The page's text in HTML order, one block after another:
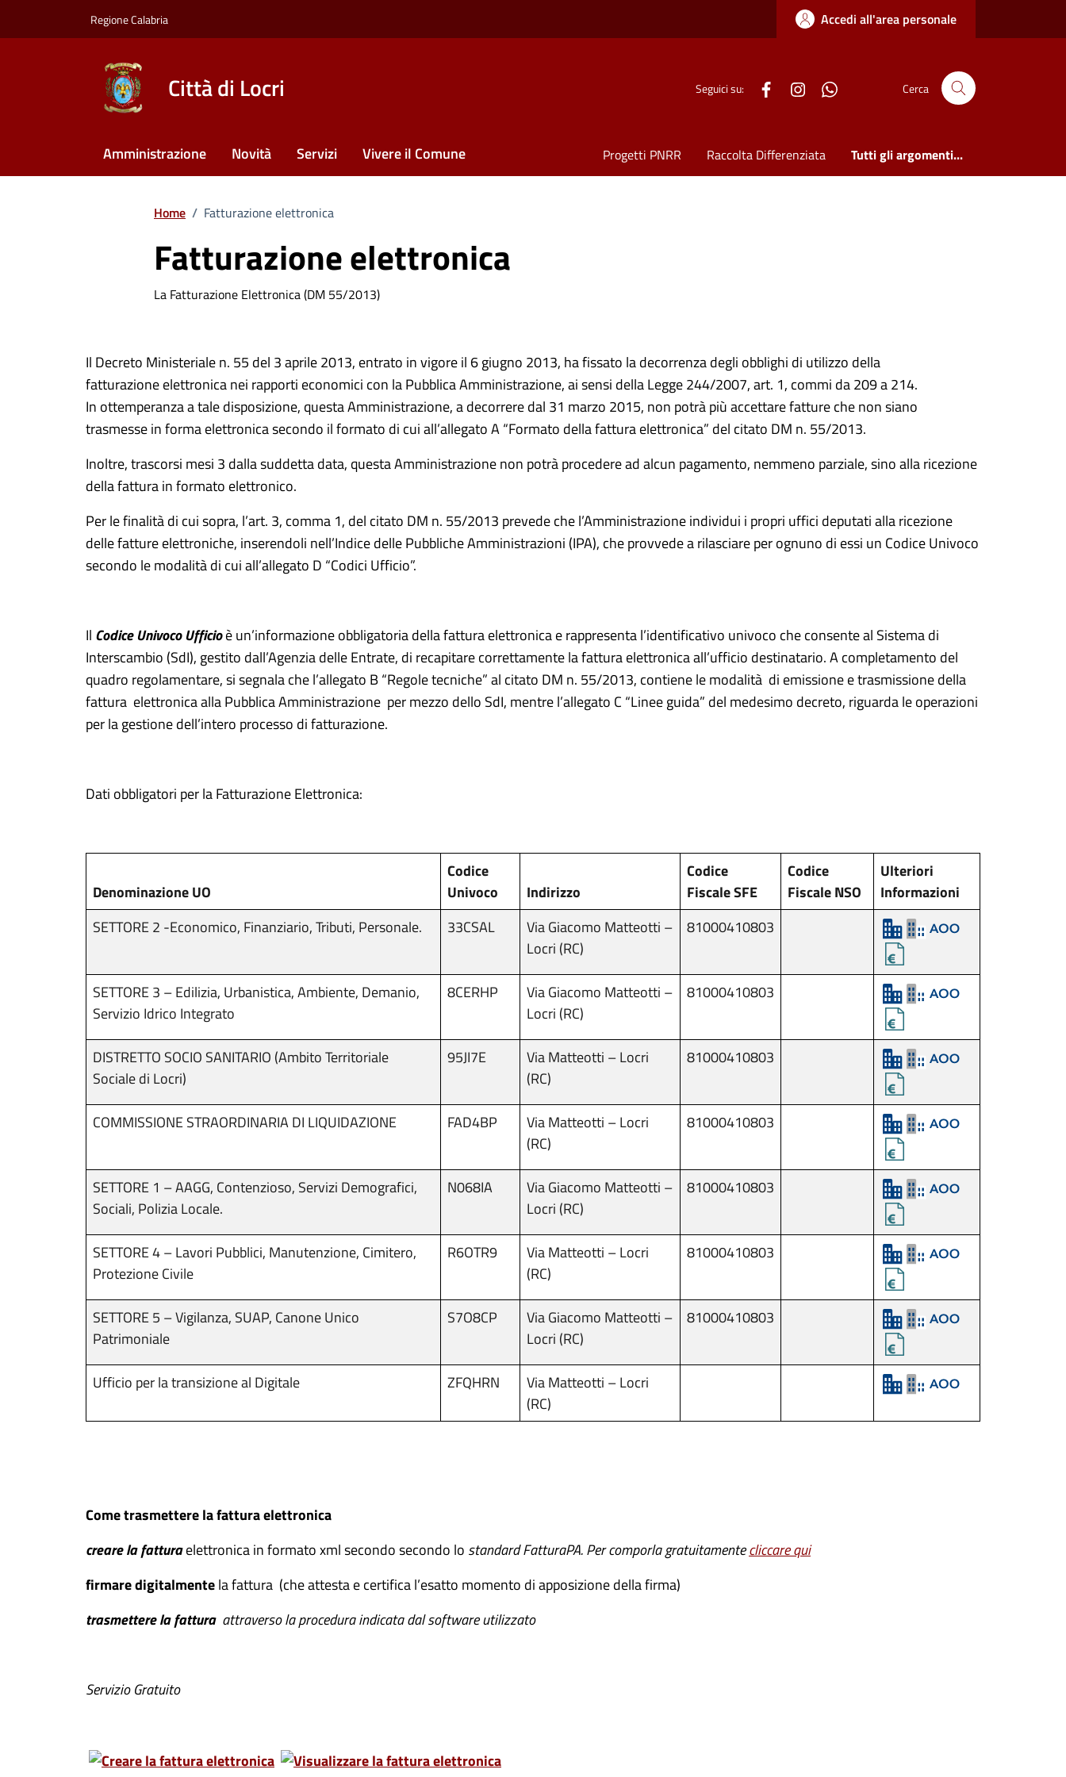
Regione Calabria Accedi all'area personale
Città di Locri Seguici su: Cerca
Amministrazione Novità Servizi Vivere il Comune Progetti PNRR Raccolta Differenziata Tutti gli argomenti...
Home / Fatturazione elettronica
Fatturazione elettronica
La Fatturazione Elettronica (DM 55/2013)
Il Decreto Ministeriale n. 55 del 3 aprile 2013, entrato in vigore il 6 giugno 2013, ha fissato la decorrenza degli obblighi di utilizzo della
fatturazione elettronica nei rapporti economici con la Pubblica Amministrazione, ai sensi della Legge 244/2007, art. 1, commi da 209 a 214.
In ottemperanza a tale disposizione, questa Amministrazione, a decorrere dal 31 marzo 2015, non potrà più accettare fatture che non siano
trasmesse in forma elettronica secondo il formato di cui all’allegato A “Formato della fattura elettronica” del citato DM n. 55/2013.
Inoltre, trascorsi mesi 3 dalla suddetta data, questa Amministrazione non potrà procedere ad alcun pagamento, nemmeno parziale, sino alla ricezione
della fattura in formato elettronico.
Per le finalità di cui sopra, l’art. 3, comma 1, del citato DM n. 55/2013 prevede che l’Amministrazione individui i propri uffici deputati alla ricezione
delle fatture elettroniche, inserendoli nell’Indice delle Pubbliche Amministrazioni (IPA), che provvede a rilasciare per ognuno di essi un Codice Univoco
secondo le modalità di cui all’allegato D “Codici Ufficio”.
Il Codice Univoco Ufficioè un’informazione obbligatoria della fattura elettronica e rappresenta l’identificativo univoco che consente al Sistema di
Interscambio (SdI), gestito dall’Agenzia delle Entrate, di recapitare correttamente la fattura elettronica all’ufficio destinatario. A completamento del
quadro regolamentare, si segnala che l’allegato B “Regole tecniche” al citato DM n. 55/2013, contiene le modalità di emissione e trasmissione della
fattura elettronica alla Pubblica Amministrazione per mezzo dello SdI, mentre l’allegato C “Linee guida” del medesimo decreto, riguarda le operazioni
per la gestione dell’intero processo di fatturazione.
Dati obbligatori per la Fatturazione Elettronica:
Denominazione UO
Codice
Univoco
Indirizzo
Codice
Fiscale SFE
Codice
Fiscale NSO
Ulteriori
Informazioni
SETTORE 2 -Economico, Finanziario, Tributi, Personale.
33CSAL
Via Giacomo Matteotti –
Locri (RC)
81000410803
SETTORE 3 – Edilizia, Urbanistica, Ambiente, Demanio,
Servizio Idrico Integrato
8CERHP
Via Giacomo Matteotti –
Locri (RC)
81000410803
DISTRETTO SOCIO SANITARIO (Ambito Territoriale
Sociale di Locri)
95JI7E
Via Matteotti – Locri
(RC)
81000410803
COMMISSIONE STRAORDINARIA DI LIQUIDAZIONE FAD4BP
Via Matteotti – Locri
(RC)
81000410803
SETTORE 1 – AAGG, Contenzioso, Servizi Demografici,
Sociali, Polizia Locale.
N068IA
Via Giacomo Matteotti –
Locri (RC)
81000410803
SETTORE 4 – Lavori Pubblici, Manutenzione, Cimitero,
Protezione Civile
R6OTR9
Via Matteotti – Locri
(RC)
81000410803
SETTORE 5 – Vigilanza, SUAP, Canone Unico
Patrimoniale
S7O8CP
Via Giacomo Matteotti –
Locri (RC)
81000410803
Ufficio per la transizione al Digitale ZFQHRN
Via Matteotti – Locri
(RC)
Come trasmettere la fattura elettronica
creare la fatturaelettronica in formato xml secondo secondo lo standard FatturaPA. Per comporla gratuitamentecliccare qui
firmare digitalmentela fattura (che attesta e certifica l’esatto momento di apposizione della firma)
trasmettere la fattura attraverso la procedura indicata dal software utilizzato
Servizio Gratuito